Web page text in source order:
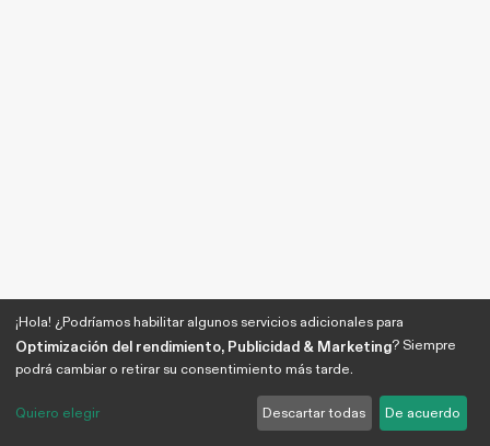
¡Hola! ¿Podríamos habilitar algunos servicios adicionales para
Optimización del rendimiento, Publicidad & Marketing? Siempre
podrá cambiar o retirar su consentimiento más tarde.
Quiero elegir Descartar todas De acuerdo